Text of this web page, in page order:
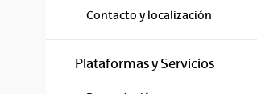
Contacto y localización
Plataformas y Servicios